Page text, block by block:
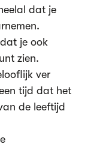
dat je
je ook
zien.
ver
tijd dat het
de leeftijd